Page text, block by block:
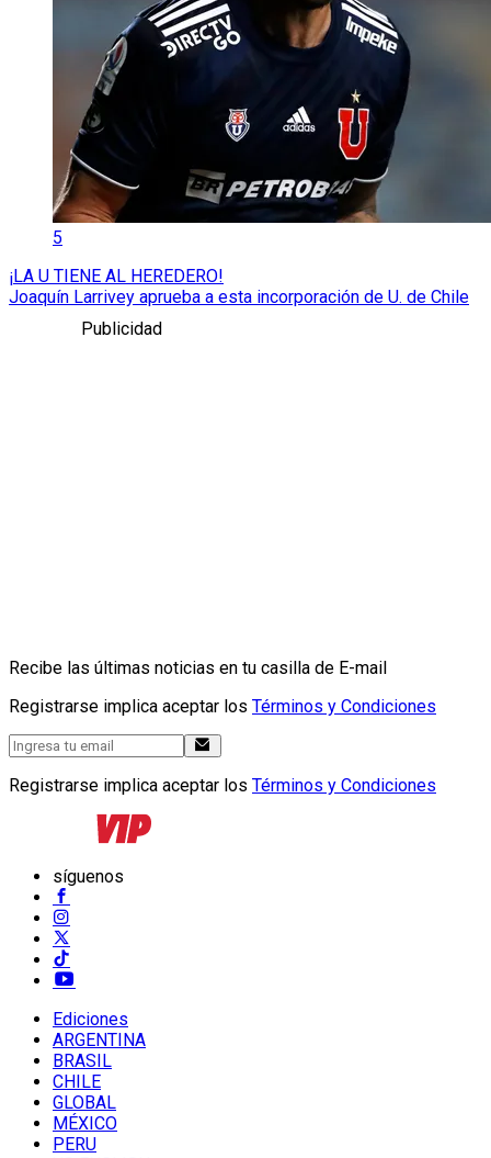
5
¡LA U TIENE AL HEREDERO!
Joaquín Larrivey aprueba a esta incorporación de U. de Chile
Publicidad
Recibe las últimas noticias en tu casilla de E-mail
Registrarse implica aceptar los Términos y Condiciones
Registrarse implica aceptar los Términos y Condiciones
síguenos
Ediciones
ARGENTINA
BRASIL
CHILE
GLOBAL
MÉXICO
PERU